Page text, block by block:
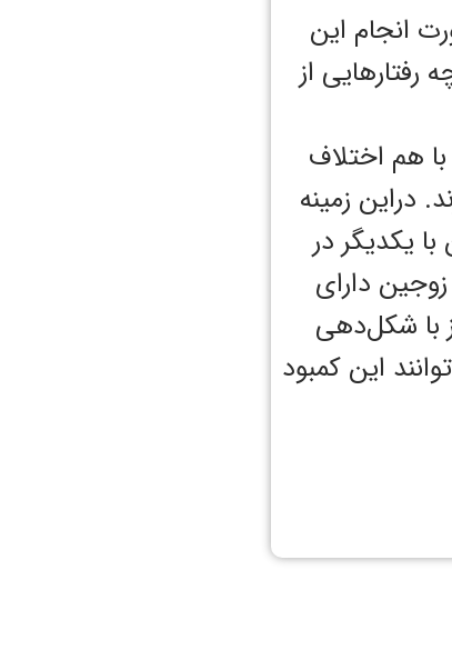
انجام ‌این
از
هم اختلاف
در‌این زمینه
با یکدیگر در
دارای
با شکل‌دهی
‌این کمبود